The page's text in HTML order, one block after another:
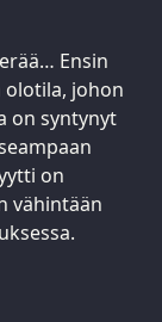
Ensin
johon
on syntynyt
on
vähintään